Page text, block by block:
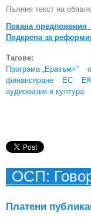
Пълния текст на
Покана предложения
Подкрепа за
Тагове:
Програма „Еразъм+“
финансиране
ЕС EK
аудиовизия и култура
ОСП:
Платени